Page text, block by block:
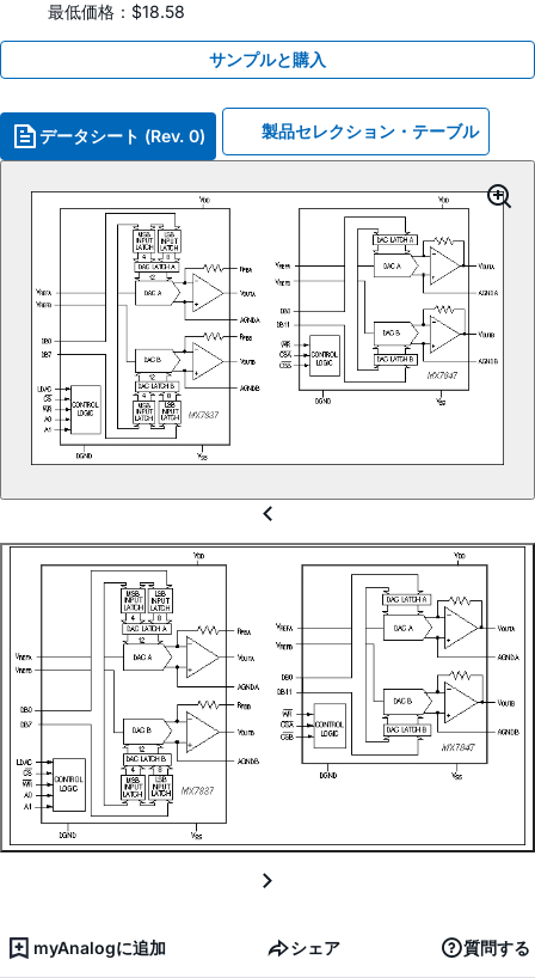
最低価格：$18.58
サンプルと購入
データシート (Rev. 0) 製品セレクション・テーブル
myAnalogに追加 シェア 質問する